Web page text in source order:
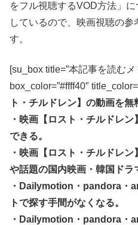
をフル視聴するVOD方法」
しているので、映画視聴の
す。
[su_box title=”本記事を読むメ
box_color=”#ffff40″
ト・チルドレン】の動画を無
・映画【ロスト・チルドレ
できる。
・映画【ロスト・チルドレ
や話題の国内映画・韓国ドラ
・Dailymotion・pandora・
トで探す手間がなくなる。
・Dailymotion・pandora・